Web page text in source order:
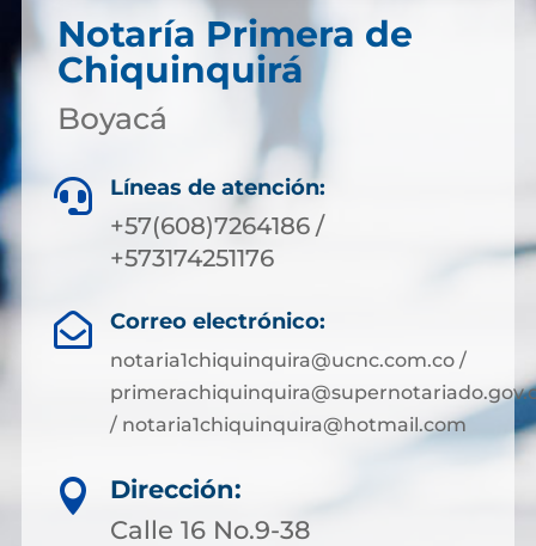
Notaría Primera de
Chiquinquirá
Boyacá
 Líneas de atención:
+57(608)7264186 /
+573174251176
 Correo electrónico:
notaria1chiquinquira@ucnc.com.co /
/ notaria1chiquinquira@hotmail.com

Dirección:
Calle 16 No.9-38